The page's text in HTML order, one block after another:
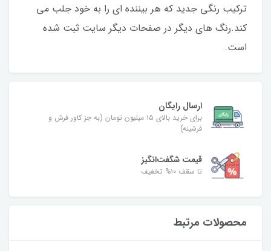
ترکیب رنگی جدید که هر بیننده ای را به خود جلب می
کند.رنگ های دیگر در صفحات دیگر سایت ثبت شده
است.
ارسال رایگان
برای خرید بالای ۱۵ میلیون تومان (به جز کاور فرش و
فرشینه)
قیمت شگفت‌انگیز
تا سقف ۱۰% تخفیف
محصولات مرتبط